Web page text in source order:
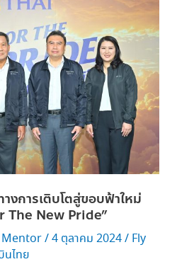
งการเติบโตสู่ขอบฟ้าใหม่
The New Pride”
/4 ตุลาคม 2024/ Fly
นไทย